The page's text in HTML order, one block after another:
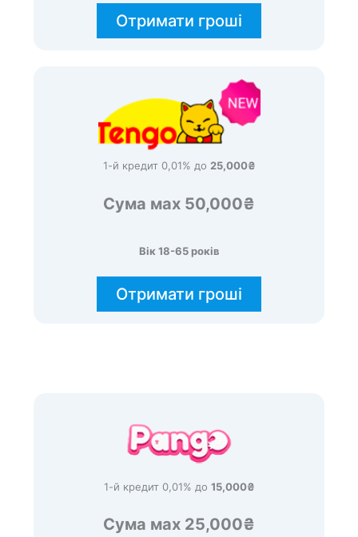
Отримати гроші
1-й кредит 0,01% до 25,000₴
Сума мах 50,000₴
Вік 18-65 років
Отримати гроші
1-й кредит 0,01% до 15,000₴
Сума мах 25,000₴